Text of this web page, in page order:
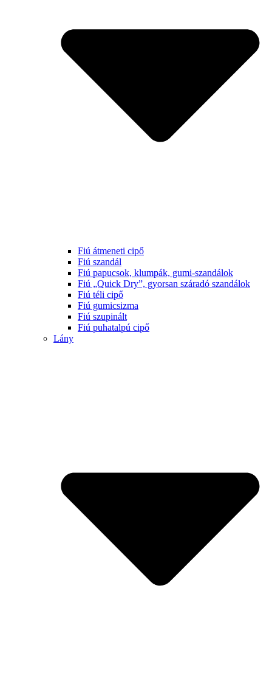
Fiú átmeneti cipő
Fiú szandál
Fiú papucsok, klumpák, gumi-szandálok
Fiú „Quick Dry”, gyorsan száradó szandálok
Fiú téli cipő
Fiú gumicsizma
Fiú szupinált
Fiú puhatalpú cipő
Lány